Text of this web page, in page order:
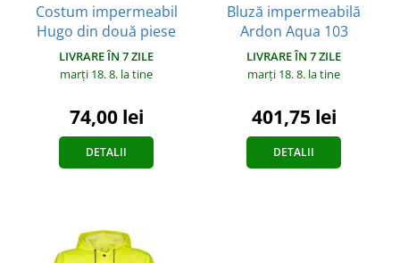
Costum impermeabil
Hugo din două piese
LIVRARE ÎN 7 ZILE
marți 18. 8. la tine
74,00 lei
DETALII
Bluză impermeabilă
Ardon Aqua 103
LIVRARE ÎN 7 ZILE
marți 18. 8. la tine
401,75 lei
DETALII